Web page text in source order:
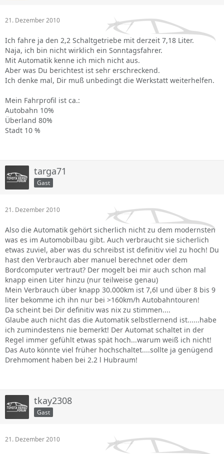
21. Dezember 2010
Ich fahre ja den 2,2 Schaltgetriebe mit derzeit 7,18 Liter.
Naja, ich bin nicht wirklich ein Sonntagsfahrer.
Mit Automatik kenne ich mich nicht aus.
Aber was Du berichtest ist sehr erschreckend.
Ich denke mal, Dir muß unbedingt die Werkstatt weiterhelfen.
Mein Fahrprofil ist ca.:
Autobahn 10%
Überland 80%
Stadt 10 %
targa71
Gast
21. Dezember 2010
Also die Automatik gehört sicherlich nicht zu dem modernsten
was es im Automobilbau gibt. Auch verbraucht sie sicherlich
etwas zuviel, aber was du schreibst ist definitiv viel zu hoch! Du
hast den Verbrauch aber manuel berechnet oder dem
Bordcomputer vertraut? Der mogelt bei mir auch schon mal
knapp einen Liter hinzu (nur teilweise genau)
Mein Verbrauch über knapp 30.000km ist 7,6l und über 8 bis 9
liter bekomme ich ihn nur bei >160km/h Autobahntouren!
Da scheint bei Dir definitiv was nix zu stimmen....
Glaube auch nicht das die Automatik selbstlernend ist......habe
ich zumindestens nie bemerkt! Der Automat schaltet in der
Regel immer gefühlt etwas spät hoch...warum weiß ich nicht!
Das Auto könnte viel früher hochschaltet....sollte ja genügend
Drehmoment haben bei 2.2 l Hubraum!
tkay2308
Gast
21. Dezember 2010